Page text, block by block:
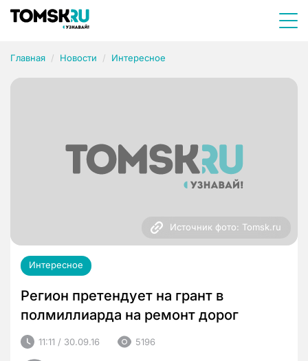
Главная Новости Интересное
Источник фото: Tomsk.ru
Интересное
Регион претендует на грант в
полмиллиарда на ремонт дорог
11:11 / 30.09.16 5196